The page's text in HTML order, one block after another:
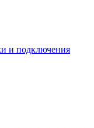
и подключения